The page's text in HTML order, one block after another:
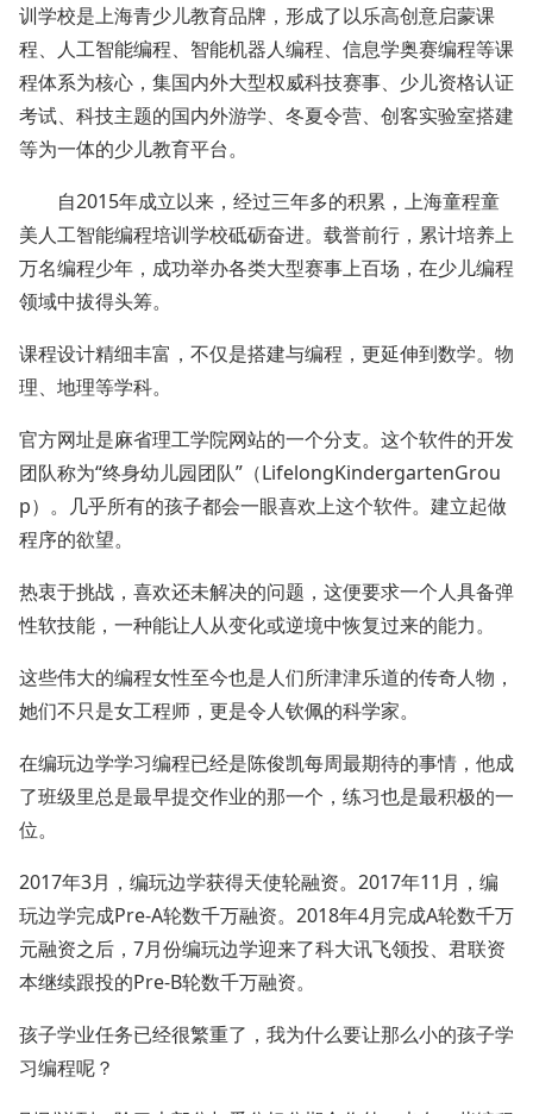
训学校是上海青少儿教育品牌，形成了以乐高创意启蒙课
程、人工智能编程、智能机器人编程、信息学奥赛编程等课
程体系为核心，集国内外大型权威科技赛事、少儿资格认证
考试、科技主题的国内外游学、冬夏令营、创客实验室搭建
等为一体的少儿教育平台。
自2015年成立以来，经过三年多的积累，上海童程童
美人工智能编程培训学校砥砺奋进。载誉前行，累计培养上
万名编程少年，成功举办各类大型赛事上百场，在少儿编程
领域中拔得头筹。
课程设计精细丰富，不仅是搭建与编程，更延伸到数学。物
理、地理等学科。
官方网址是麻省理工学院网站的一个分支。这个软件的开发
团队称为“终身幼儿园团队”（LifelongKindergartenGrou
p）。几乎所有的孩子都会一眼喜欢上这个软件。建立起做
程序的欲望。
热衷于挑战，喜欢还未解决的问题，这便要求一个人具备弹
性软技能，一种能让人从变化或逆境中恢复过来的能力。
这些伟大的编程女性至今也是人们所津津乐道的传奇人物，
她们不只是女工程师，更是令人钦佩的科学家。
在编玩边学学习编程已经是陈俊凯每周最期待的事情，他成
了班级里总是最早提交作业的那一个，练习也是最积极的一
位。
2017年3月，编玩边学获得天使轮融资。2017年11月，编
玩边学完成Pre-A轮数千万融资。2018年4月完成A轮数千万
元融资之后，7月份编玩边学迎来了科大讯飞领投、君联资
本继续跟投的Pre-B轮数千万融资。
孩子学业任务已经很繁重了，我为什么要让那么小的孩子学
习编程呢？